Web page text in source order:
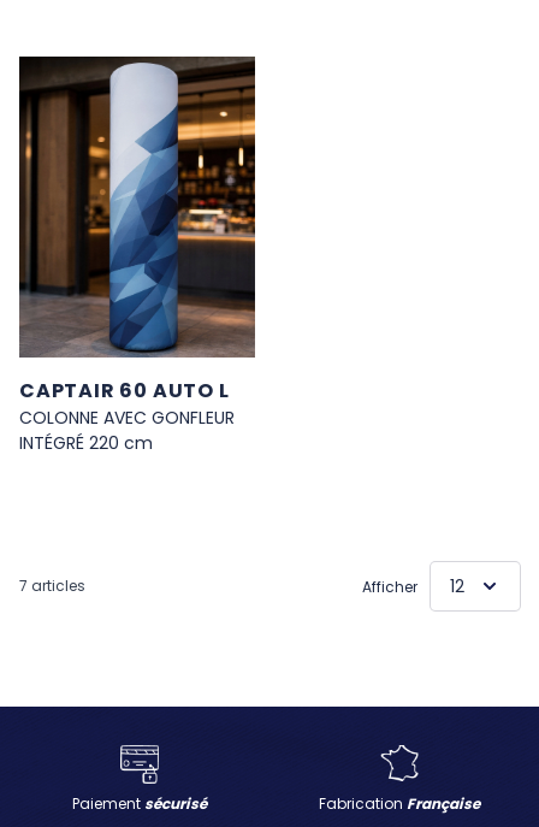
CAPTAIR 60 AUTO L
COLONNE AVEC GONFLEUR
INTÉGRÉ 220 cm
7 articles Afficher
Paiement sécurisé Fabrication Française